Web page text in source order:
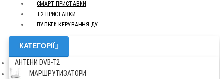
СМАРТ ПРИСТАВКИ
Т2 ПРИСТАВКИ
ПУЛЬТИ КЕРУВАННЯ ДУ
КАТЕГОРІЇ
АНТЕНИ DVB-Т2
МАРШРУТИЗАТОРИ